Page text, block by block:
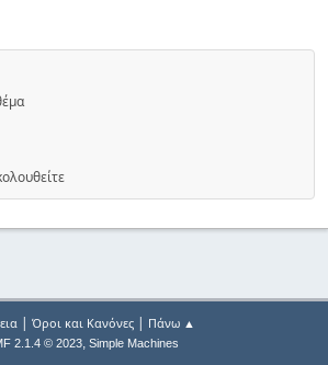
| Όροι και Κανόνες| Πάνω ▲
2.1.4 © 2023, Simple Machines